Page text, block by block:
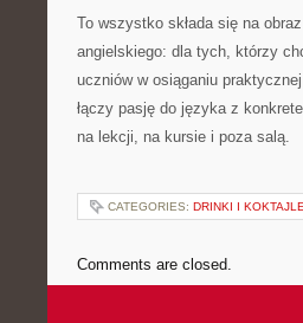
To wszystko składa się na
angielskiego: dla tych, którzy
uczniów w osiąganiu
łączy pasję do języka z
na lekcji, na kursie i poza salą.
CATEGORIES: DRINKI I KOKTAJLE
Comments are closed.